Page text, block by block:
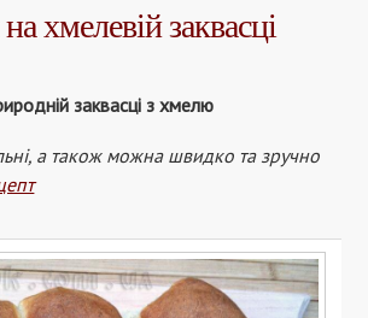
хмелевій заквасці
заквасці з хмелю
а також можна швидко та зручно